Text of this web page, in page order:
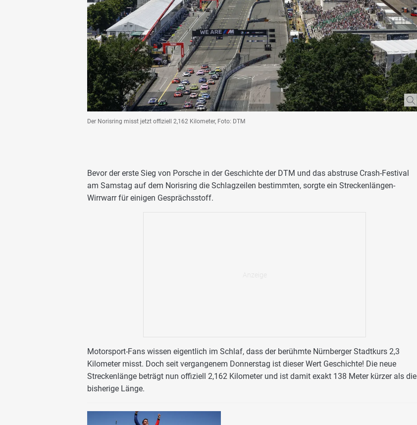
Der Norisring misst jetzt offiziell 2,162 Kilometer, Foto: DTM
Bevor der erste Sieg von Porsche in der Geschichte der DTM und das abstruse Crash-Festival
am Samstag auf dem Norisring die Schlagzeilen bestimmten, sorgte ein Streckenlängen-
Wirrwarr für einigen Gesprächsstoff.
Motorsport-Fans wissen eigentlich im Schlaf, dass der berühmte Nürnberger Stadtkurs 2,3
Kilometer misst. Doch seit vergangenem Donnerstag ist dieser Wert Geschichte! Die neue
Streckenlänge beträgt nun offiziell 2,162 Kilometer und ist damit exakt 138 Meter kürzer als die
bisherige Länge.